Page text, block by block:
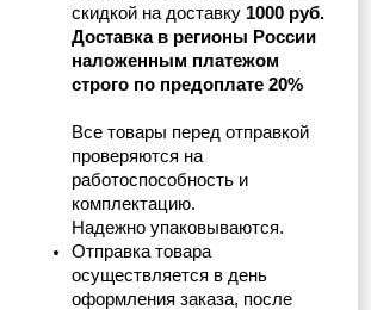
скидкой на доставку 1000 руб.
Доставка в регионы России
наложенным платежом
строго по предоплате 20%
Все товары перед отправкой
проверяются на
работоспособность и
комплектацию.
Надежно упаковываются.
Отправка товара
осуществляется в день
оформления заказа, после